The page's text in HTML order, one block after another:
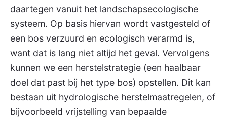
daartegen vanuit het landschapsecologische
systeem. Op basis hiervan wordt vastgesteld of
een bos verzuurd en ecologisch verarmd is,
want dat is lang niet altijd het geval. Vervolgens
kunnen we een herstelstrategie (een haalbaar
doel dat past bij het type bos) opstellen. Dit kan
bestaan uit hydrologische herstelmaatregelen, of
bijvoorbeeld vrijstelling van bepaalde